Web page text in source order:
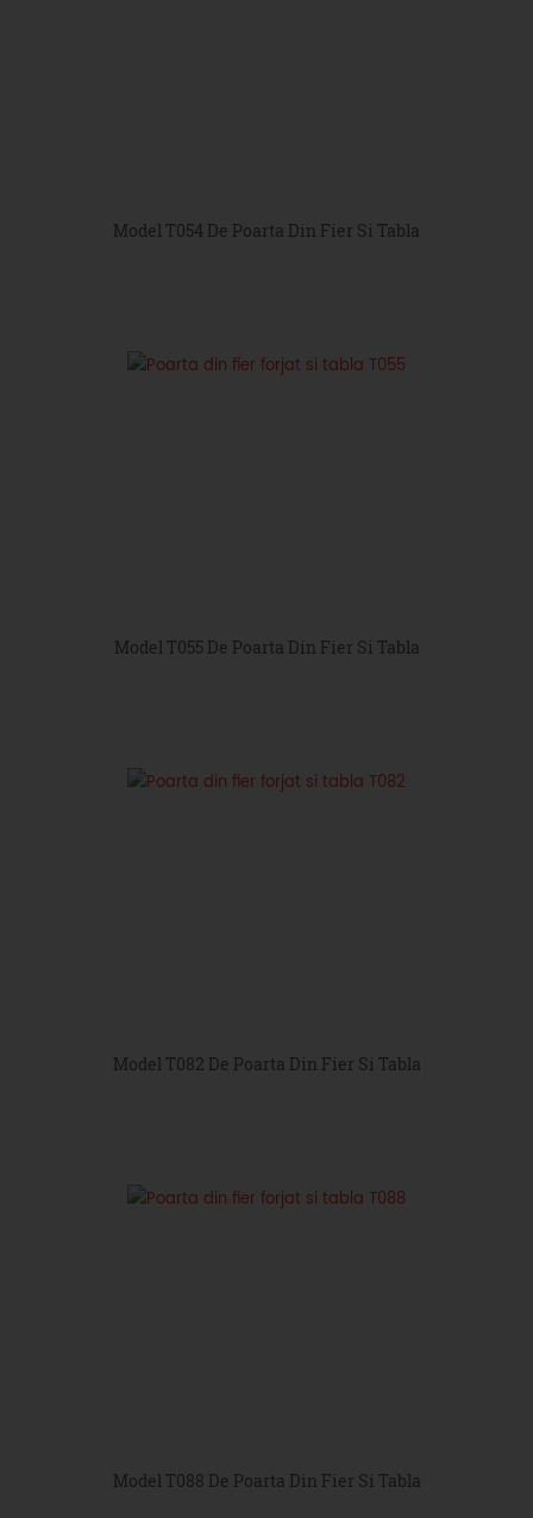
Model T054 De Poarta Din Fier Si Tabla
Model T055 De Poarta Din Fier Si Tabla
Model T082 De Poarta Din Fier Si Tabla
Model T088 De Poarta Din Fier Si Tabla